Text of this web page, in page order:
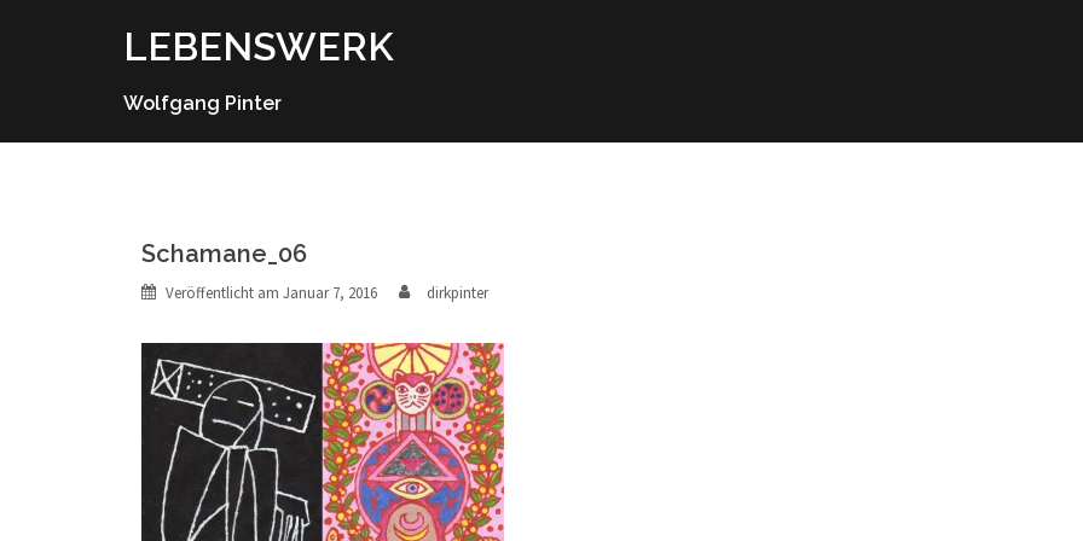
LEBENSWERK
Wolfgang Pinter
Schamane_06
Veröffentlicht am Januar 7, 2016 dirkpinter